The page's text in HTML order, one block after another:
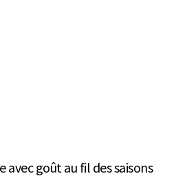
avec goût au fil des saisons